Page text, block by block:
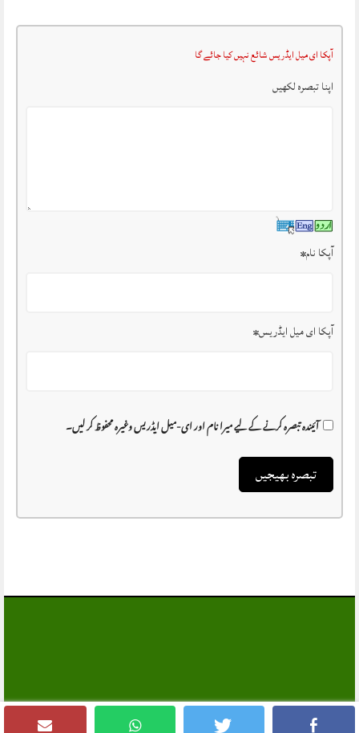
آپکا ای میل ایڈریس شائع نہیں کیا جائے گا
اپنا تبصرہ لکھیں
آپکا نام*
آپکا ای میل ایڈریس*
آئیندہ تبصرہ کرنے کے لیے میرا نام اور ای-میل ایڈریس وغیرہ محفوظ کر لیں۔
MANSEHRA NEWS All Rights Reserved®